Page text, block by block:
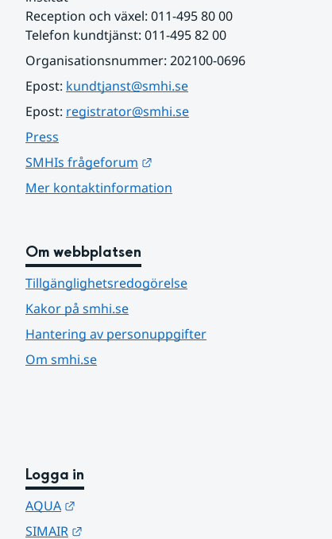
Reception och växel: 011-495 80 00
Telefon kundtjänst: 011-495 82 00
Organisationsnummer: 202100-0696
Epost: kundtjanst@smhi.se
Epost: registrator@smhi.se
Press
SMHIs frågeforum
Mer kontaktinformation
Om webbplatsen
Tillgänglighetsredogörelse
Kakor på smhi.se
Hantering av personuppgifter
Om smhi.se
Logga in
AQUA
SIMAIR